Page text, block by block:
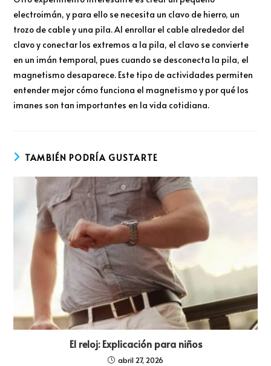
electroimán, y para ello se necesita un clavo de hierro, un
trozo de cable y una pila. Al enrollar el cable alrededor del
clavo y conectar los extremos a la pila, el clavo se convierte
en un imán temporal, pues cuando se desconecta la pila, el
magnetismo desaparece. Este tipo de actividades permiten
entender mejor cómo funciona el magnetismo y por qué los
imanes son tan importantes en la vida cotidiana.
TAMBIÉN PODRÍA GUSTARTE
El reloj: Explicación para niños
abril 27, 2026